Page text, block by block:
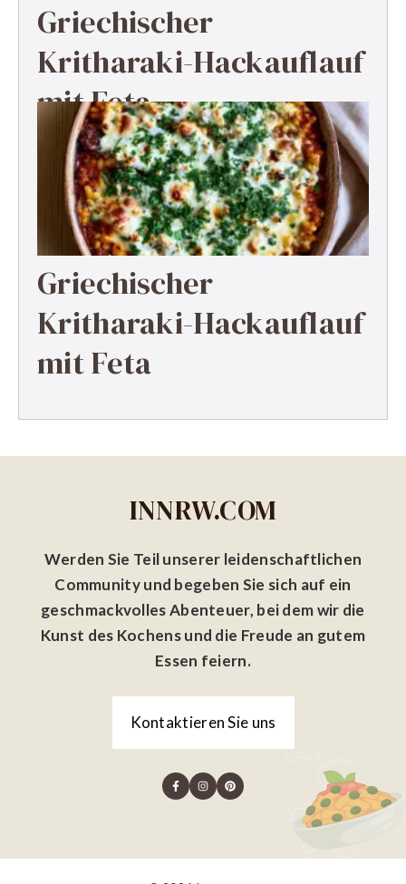
Griechischer
Kritharaki-Hackauflauf
mit Feta
Griechischer
Kritharaki-Hackauflauf
mit Feta
INNRW.COM
Werden Sie Teil unserer leidenschaftlichen
Community und begeben Sie sich auf ein
geschmackvolles Abenteuer, bei dem wir die
Kunst des Kochens und die Freude an gutem
Essen feiern.
Kontaktieren Sie uns